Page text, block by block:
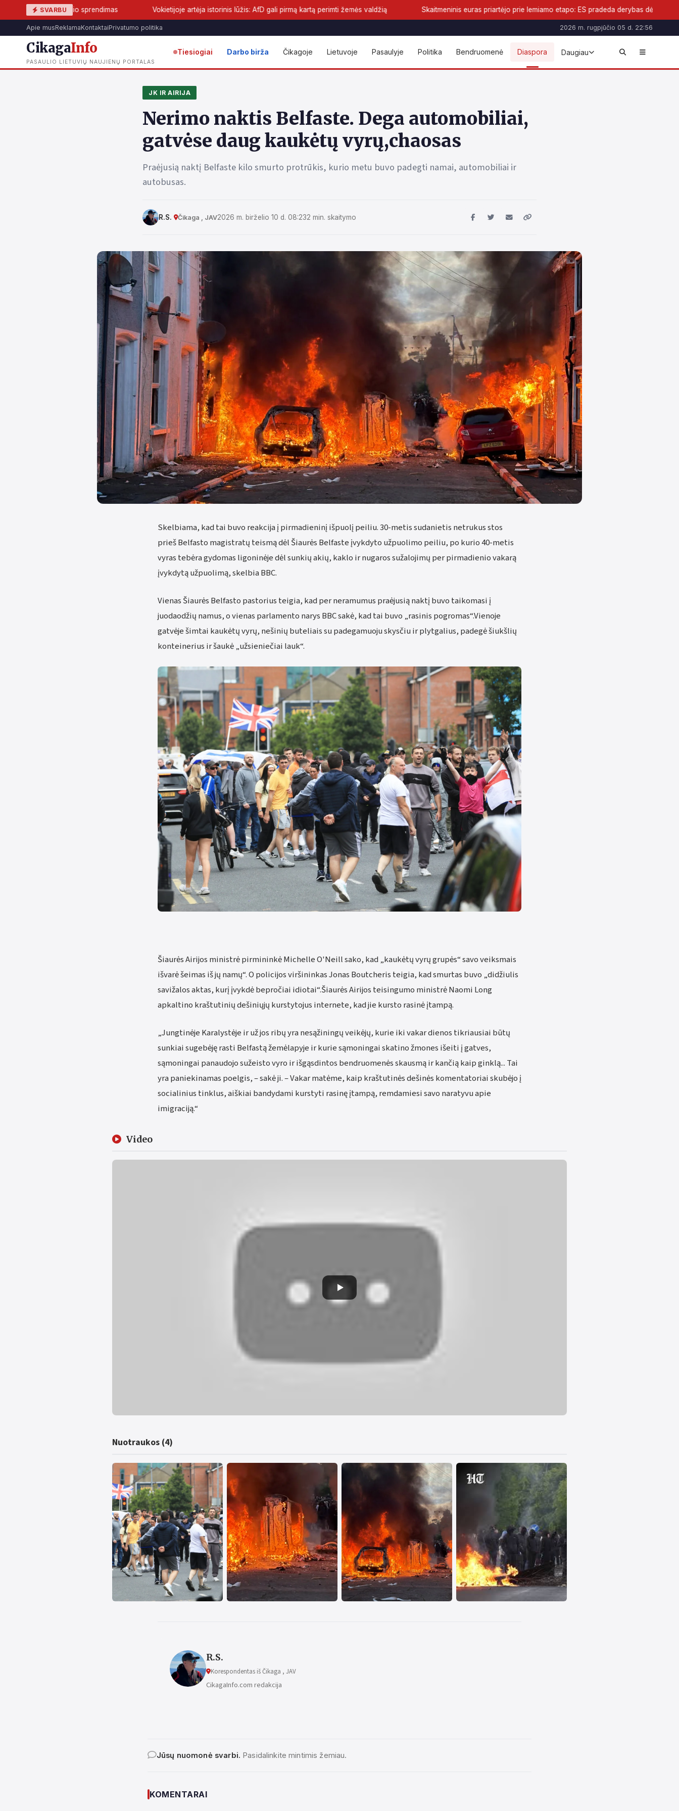
SVARBU
sprendimas Vokietijoje artėja istorinis lūžis: AfD gali pirmą kartą perimti žemės valdžią Skaitmeninis euras priartėjo prie lemiamo etapo: ES pradeda derybas dėl naujos pinigų formos
Apie musReklamaKontaktaiPrivatumo politika 2026 m. rugpjūčio 05 d. 22:56
CikagaInfo
PASAULIO LIETUVIŲ NAUJIENŲ PORTALAS
Tiesiogiai Darbo birža Čikagoje Lietuvoje Pasaulyje Politika Bendruomenė Diaspora Daugiau
JK IR AIRIJA
Nerimo naktis Belfaste. Dega automobiliai,
gatvėse daug kaukėtų vyrų,chaosas
Praėjusią naktį Belfaste kilo smurto protrūkis, kurio metu buvo padegti namai, automobiliai ir
autobusas.
R.S. Čikaga , JAV2026 m. birželio 10 d. 08:232 min. skaitymo
Skelbiama, kad tai buvo reakcija į pirmadieninį išpuolį peiliu. 30-metis sudanietis netrukus stos
prieš Belfasto magistratų teismą dėl Šiaurės Belfaste įvykdyto užpuolimo peiliu, po kurio 40-metis
vyras tebėra gydomas ligoninėje dėl sunkių akių, kaklo ir nugaros sužalojimų per pirmadienio vakarą
įvykdytą užpuolimą, skelbia BBC.
Vienas Šiaurės Belfasto pastorius teigia, kad per neramumus praėjusią naktį buvo taikomasi į
juodaodžių namus, o vienas parlamento narys BBC sakė, kad tai buvo „rasinis pogromas“.Vienoje
gatvėje šimtai kaukėtų vyrų, nešinių buteliais su padegamuoju skysčiu ir plytgalius, padegė šiukšlių
konteinerius ir šaukė „užsieniečiai lauk“.
Šiaurės Airijos ministrė pirmininkė Michelle O'Neill sako, kad „kaukėtų vyrų grupės“ savo veiksmais
išvarė šeimas iš jų namų“. O policijos viršininkas Jonas Boutcheris teigia, kad smurtas buvo „didžiulis
savižalos aktas, kurį įvykdė bepročiai idiotai“.Šiaurės Airijos teisingumo ministrė Naomi Long
apkaltino kraštutinių dešiniųjų kurstytojus internete, kad jie kursto rasinė įtampą.
„Jungtinėje Karalystėje ir už jos ribų yra nesąžiningų veikėjų, kurie iki vakar dienos tikriausiai būtų
sunkiai sugebėję rasti Belfastą žemėlapyje ir kurie sąmoningai skatino žmones išeiti į gatves,
sąmoningai panaudojo sužeisto vyro ir išgąsdintos bendruomenės skausmą ir kančią kaip ginklą... Tai
yra paniekinamas poelgis, – sakė ji. – Vakar matėme, kaip kraštutinės dešinės komentatoriai skubėjo į
socialinius tinklus, aiškiai bandydami kurstyti rasinę įtampą, remdamiesi savo naratyvu apie
imigraciją.“
Video
Nuotraukos (4)
R.S.
Korespondentas iš Čikaga , JAV
CikagaInfo.com redakcija
Jūsų nuomonė svarbi. Pasidalinkite mintimis žemiau.
KOMENTARAI